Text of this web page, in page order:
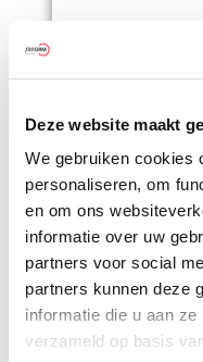
Deze website maakt
We gebruiken cookies
personaliseren, om
en om ons
informatie over uw
partners voor social
partners kunnen deze
informatie die u aan
verzameld op basis
Fallbeispiel: Ein
eingeschränkter
3. April 2026